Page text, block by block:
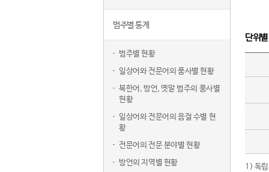
범주별 통계
범주별 현황
일상어와 전문어의 품사별 현황
북한어, 방언, 옛말 범주의 품사별
현황
일상어와 전문어의 음절 수별 현
황
전문어의 전문 분야별 현황
방언의 지역별 현황
단위
1) 독립